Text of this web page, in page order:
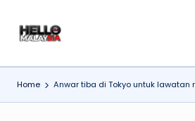
H
el
l
Home Anwar tiba di Tokyo untuk lawatan